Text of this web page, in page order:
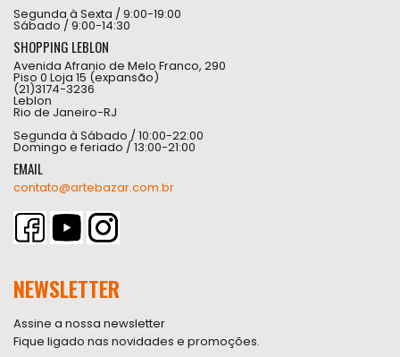
Segunda à Sexta / 9:00-19:00
Sábado / 9:00-14:30
SHOPPING LEBLON
Avenida Afranio de Melo Franco, 290
Piso 0 Loja 15 (expansão)
(21)3174-3236
Leblon
Rio de Janeiro-RJ
Segunda à Sábado / 10:00-22:00
Domingo e feriado / 13:00-21:00
EMAIL
contato@artebazar.com.br
NEWSLETTER
Assine a nossa newsletter
Fique ligado nas novidades e promoções.